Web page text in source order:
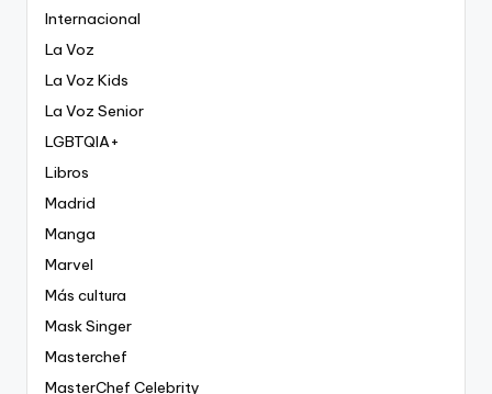
Internacional
La Voz
La Voz Kids
La Voz Senior
LGBTQIA+
Libros
Madrid
Manga
Marvel
Más cultura
Mask Singer
Masterchef
MasterChef Celebrity